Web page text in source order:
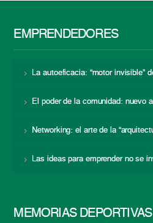
EMPRENDEDORES
La autoeficacia: “motor invisible”
El poder de la comunidad: nuevo
Networking: el arte de la
Las ideas para emprender no se
MEMORIAS DEPORTIVAS